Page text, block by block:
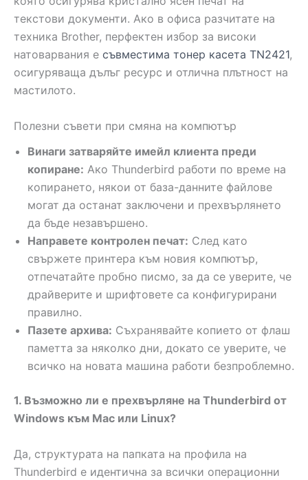
текстови документи. Ако в офиса разчитате на
техника Brother, перфектен избор за високи
натоварвания е съвместима тонер касета TN2421,
осигуряваща дълъг ресурс и отлична плътност на
мастилото.
Полезни съвети при смяна на компютър
Винаги затваряйте имейл клиента преди
копиране: Ако Thunderbird работи по време на
копирането, някои от база-данните файлове
могат да останат заключени и прехвърлянето
да бъде незавършено.
Направете контролен печат: След като
свържете принтера към новия компютър,
отпечатайте пробно писмо, за да се уверите, че
драйверите и шрифтовете са конфигурирани
правилно.
Пазете архива: Съхранявайте копието от флаш
паметта за няколко дни, докато се уверите, че
всичко на новата машина работи безпроблемно.
1. Възможно ли е прехвърляне на Thunderbird от
Windows към Mac или Linux?
Да, структурата на папката на профила на
Thunderbird е идентична за всички операционни